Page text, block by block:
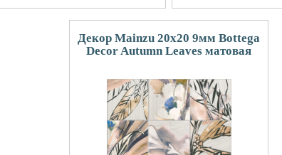
Декор Mainzu 20x20 9мм Bottega
Decor Autumn Leaves матовая